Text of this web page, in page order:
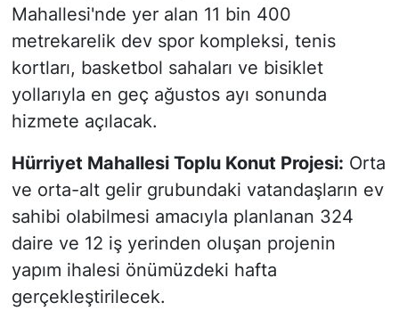
Mahallesi'nde yer alan 11 bin 400
metrekarelik dev spor kompleksi, tenis
kortları, basketbol sahaları ve bisiklet
yollarıyla en geç ağustos ayı sonunda
hizmete açılacak.
Hürriyet Mahallesi Toplu Konut Projesi: Orta
ve orta-alt gelir grubundaki vatandaşların ev
sahibi olabilmesi amacıyla planlanan 324
daire ve 12 iş yerinden oluşan projenin
yapım ihalesi önümüzdeki hafta
gerçekleştirilecek.